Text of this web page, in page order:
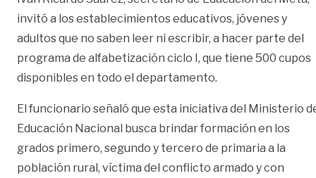
invitó a los establecimientos educativos, jóvenes y
adultos que no saben leer ni escribir, a hacer parte del
programa de alfabetización ciclo I, que tiene 500 cupos
disponibles en todo el departamento.
El funcionario señaló que esta iniciativa del Ministerio
Educación Nacional busca brindar formación en los
grados primero, segundo y tercero de primaria a la
población rural, víctima del conflicto armado y con